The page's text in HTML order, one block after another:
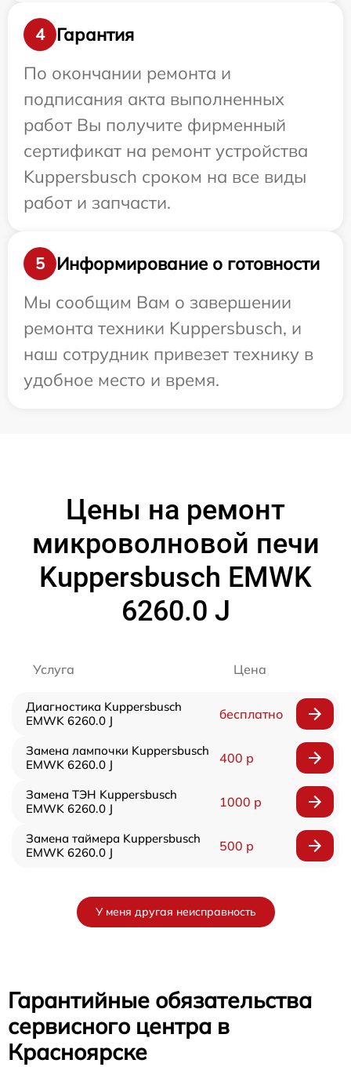
4
Гарантия
По окончании ремонта и
подписания акта выполненных
работ Вы получите фирменный
сертификат на ремонт устройства
Kuppersbusch сроком на все виды
работ и запчасти.
5
Информирование о готовности
Мы сообщим Вам о завершении
ремонта техники Kuppersbusch, и
наш сотрудник привезет технику в
удобное место и время.
Цены на ремонт
микроволновой печи
Kuppersbusch EMWK
6260.0 J
Услуга Цена
Диагностика Kuppersbusch
EMWK 6260.0 J
бесплатно
Замена лампочки Kuppersbusch
EMWK 6260.0 J
400 р
Замена ТЭН Kuppersbusch
EMWK 6260.0 J
1000 р
Замена таймера Kuppersbusch
EMWK 6260.0 J
500 р
У меня другая неисправность
Гарантийные обязательства
сервисного центра в
Красноярске